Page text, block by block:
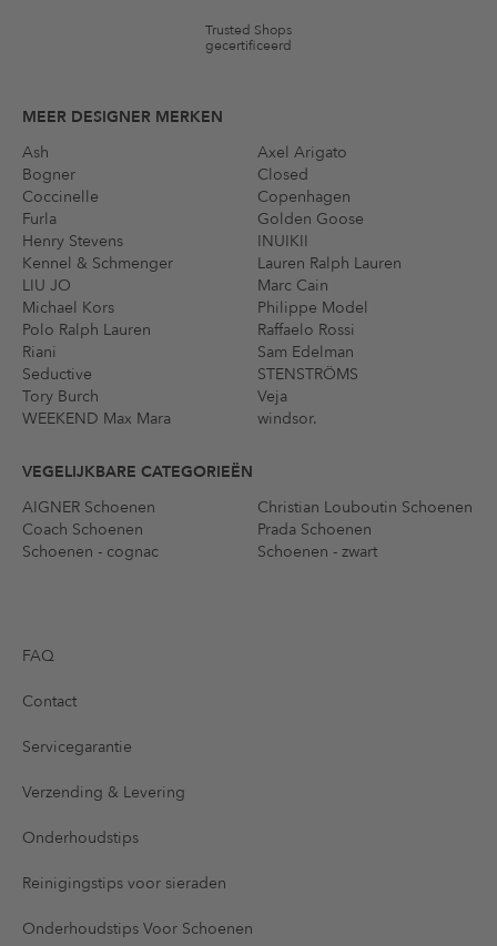
Trusted Shops
gecertificeerd
MEER DESIGNER MERKEN
Ash
Axel Arigato
Bogner
Closed
Coccinelle
Copenhagen
Furla
Golden Goose
Henry Stevens
INUIKII
Kennel & Schmenger
Lauren Ralph Lauren
LIU JO
Marc Cain
Michael Kors
Philippe Model
Polo Ralph Lauren
Raffaelo Rossi
Riani
Sam Edelman
Seductive
STENSTRÖMS
Tory Burch
Veja
WEEKEND Max Mara
windsor.
VEGELIJKBARE CATEGORIEËN
AIGNER Schoenen
Christian Louboutin Schoenen
Coach Schoenen
Prada Schoenen
Schoenen - cognac
Schoenen - zwart
FAQ
Contact
Servicegarantie
Verzending & Levering
Onderhoudstips
Reinigingstips voor sieraden
Onderhoudstips Voor Schoenen